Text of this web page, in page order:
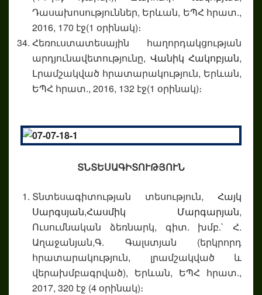
Դասախոսություններ, Երևան, ԵՊՀ հրատ.,
2016, 170 էջ(1 օրինակ)։
Հեռուստատեսային հաղորդակցության
արդյունավետությունը, Վանիկ Հակոբյան,
Լրամշակված հրատարակություն, Երևան,
ԵՊՀ հրատ., 2016, 132 էջ(1 օրինակ)։
ՏՆՏԵՍԱԳԻՏՈՒԹՅՈՒՆ
Տնտեսագիտության տեսություն, Հայկ
Սարգսյան,Հասմիկ Մարգարյան,
Ուսումնական ձեռնարկ, գիտ. խմբ.` Հ.
Աղաջանյան,Գ. Գալստյան (երկրորդ
հրատարակություն, լրամշակված և
վերախմբագրված), Երևան, ԵՊՀ հրատ.,
2017, 320 էջ (4 օրինակ)։